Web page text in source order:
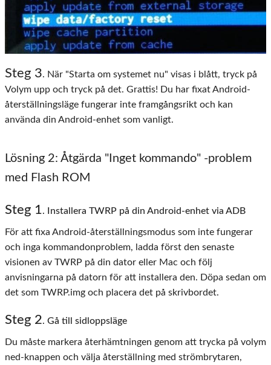
Steg 3. När "Starta om systemet nu" visas i blått, tryck på
Volym upp och tryck på det. Grattis! Du har fixat Android-
återställningsläge fungerar inte framgångsrikt och kan
använda din Android-enhet som vanligt.
Lösning 2: Åtgärda "Inget kommando" -problem
med Flash ROM
Steg 1. Installera TWRP på din Android-enhet via ADB
För att fixa Android-återställningsmodus som inte fungerar
och inga kommandonproblem, ladda först den senaste
visionen av TWRP på din dator eller Mac och följ
anvisningarna på datorn för att installera den. Döpa sedan om
det som TWRP.img och placera det på skrivbordet.
Steg 2. Gå till sidloppsläge
Du måste markera återhämtningen genom att trycka på volym
ned-knappen och välja återställning med strömbrytaren,